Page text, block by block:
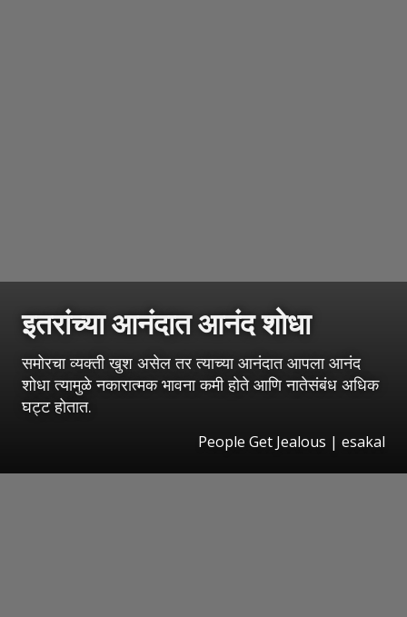
इतरांच्या आनंदात आनंद शोधा
समोरचा व्यक्ती खुश असेल तर त्याच्या आनंदात आपला आनंद
शोधा त्यामुळे नकारात्मक भावना कमी होते आणि नातेसंबंध अधिक
घट्ट होतात.
People Get Jealous | esakal